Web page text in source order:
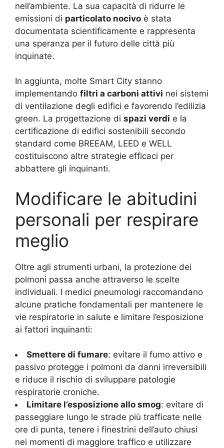
nell’ambiente. La sua capacità di ridurre le
emissioni di particolato nocivo è stata
documentata scientificamente e rappresenta
una speranza per il futuro delle città più
inquinate.
In aggiunta, molte Smart City stanno
implementando filtri a carboni attivi nei sistemi
di ventilazione degli edifici e favorendo l’edilizia
green. La progettazione di spazi verdi e la
certificazione di edifici sostenibili secondo
standard come BREEAM, LEED e WELL
costituiscono altre strategie efficaci per
abbattere gli inquinanti.
Modificare le abitudini
personali per respirare
meglio
Oltre agli strumenti urbani, la protezione dei
polmoni passa anche attraverso le scelte
individuali. I medici pneumologi raccomandano
alcune pratiche fondamentali per mantenere le
vie respiratorie in salute e limitare l’esposizione
ai fattori inquinanti:
Smettere di fumare: evitare il fumo attivo e
passivo protegge i polmoni da danni irreversibili
e riduce il rischio di sviluppare patologie
respiratorie croniche.
Limitare l’esposizione allo smog: evitare di
passeggiare lungo le strade più trafficate nelle
ore di punta, tenere i finestrini dell’auto chiusi
nei momenti di maggiore traffico e utilizzare